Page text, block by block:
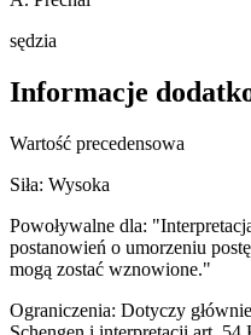
sędzia
Informacje
Wartość precedensowa
Siła: Wysoka
Powoływalne dla:
postanowień o umorzeniu
mogą zostać wznowione."
Ograniczenia: Dotyczy